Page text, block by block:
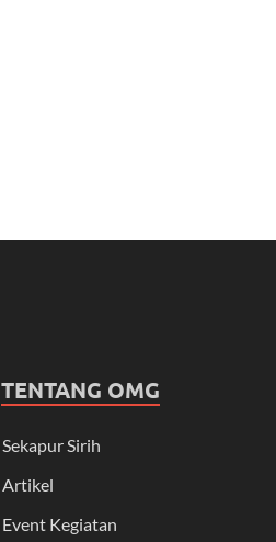
TENTANG OMG
Sekapur Sirih
Artikel
Event Kegiatan